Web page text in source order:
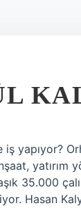
yapıyor?
yatırım
35.000
Hasan